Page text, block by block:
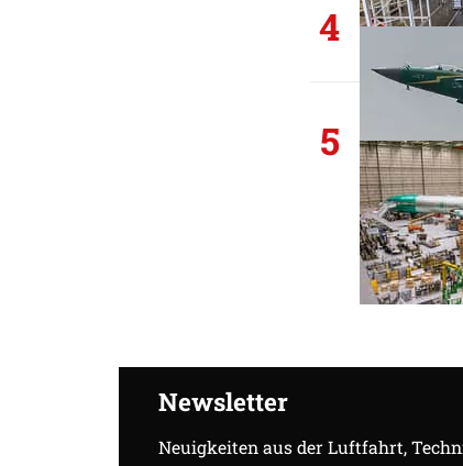
4
5
Newsletter
Neuigkeiten aus der Luftfahrt,